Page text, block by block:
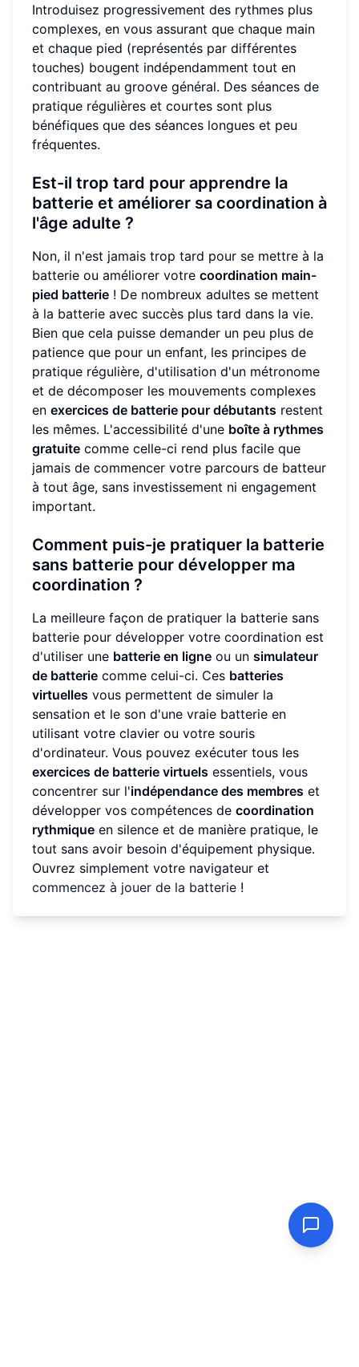
Introduisez progressivement des rythmes plus
complexes, en vous assurant que chaque main
et chaque pied (représentés par différentes
touches) bougent indépendamment tout en
contribuant au groove général. Des séances de
pratique régulières et courtes sont plus
bénéfiques que des séances longues et peu
fréquentes.
Est-il trop tard pour apprendre la
batterie et améliorer sa coordination à
l'âge adulte ?
Non, il n'est jamais trop tard pour se mettre à la
batterie ou améliorer votre coordination main-
pied batterie ! De nombreux adultes se mettent
à la batterie avec succès plus tard dans la vie.
Bien que cela puisse demander un peu plus de
patience que pour un enfant, les principes de
pratique régulière, d'utilisation d'un métronome
et de décomposer les mouvements complexes
en exercices de batterie pour débutants restent
les mêmes. L'accessibilité d'une boîte à rythmes
gratuite comme celle-ci rend plus facile que
jamais de commencer votre parcours de batteur
à tout âge, sans investissement ni engagement
important.
Comment puis-je pratiquer la batterie
sans batterie pour développer ma
coordination ?
La meilleure façon de pratiquer la batterie sans
batterie pour développer votre coordination est
d'utiliser une batterie en ligne ou un simulateur
de batterie comme celui-ci. Ces batteries
virtuelles vous permettent de simuler la
sensation et le son d'une vraie batterie en
utilisant votre clavier ou votre souris
d'ordinateur. Vous pouvez exécuter tous les
exercices de batterie virtuels essentiels, vous
concentrer sur l'indépendance des membres et
développer vos compétences de coordination
rythmique en silence et de manière pratique, le
tout sans avoir besoin d'équipement physique.
Ouvrez simplement votre navigateur et
commencez à jouer de la batterie !